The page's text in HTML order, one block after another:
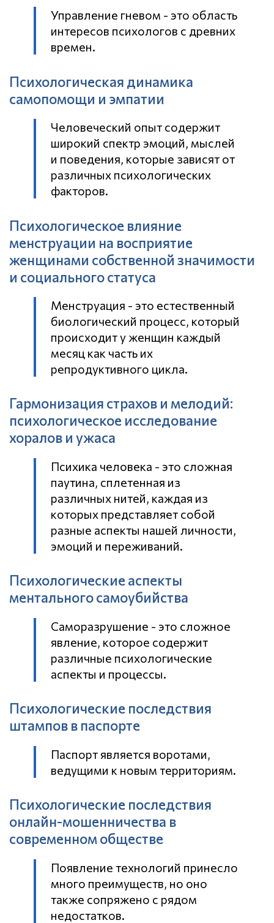
Управление гневом - это область
интересов психологов с древних
времен.
Психологическая динамика
самопомощи и эмпатии
Человеческий опыт содержит
широкий спектр эмоций, мыслей
и поведения, которые зависят от
различных психологических
факторов.
Психологическое влияние
менструации на восприятие
женщинами собственной значимости
и социального статуса
Менструация - это естественный
биологический процесс, который
происходит у женщин каждый
месяц как часть их
репродуктивного цикла.
Гармонизация страхов и мелодий:
психологическое исследование
хоралов и ужаса
Психика человека - это сложная
паутина, сплетенная из
различных нитей, каждая из
которых представляет собой
разные аспекты нашей личности,
эмоций и переживаний.
Психологические аспекты
ментального самоубийства
Саморазрушение - это сложное
явление, которое содержит
различные психологические
аспекты и процессы.
Психологические последствия
штампов в паспорте
Паспорт является воротами,
ведущими к новым территориям.
Психологические последствия
онлайн-мошенничества в
современном обществе
Появление технологий принесло
много преимуществ, но оно
также сопряжено с рядом
недостатков.